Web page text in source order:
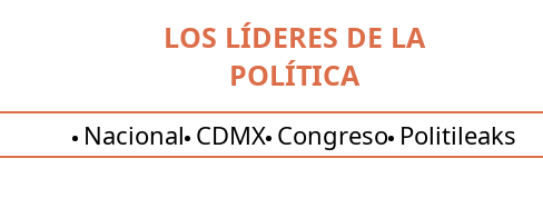
LOS LÍDERES DE LA
POLÍTICA
Nacional CDMX Congreso Politileaks